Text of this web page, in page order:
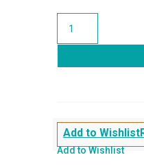
Add to Wishlist
Add to Wishlist